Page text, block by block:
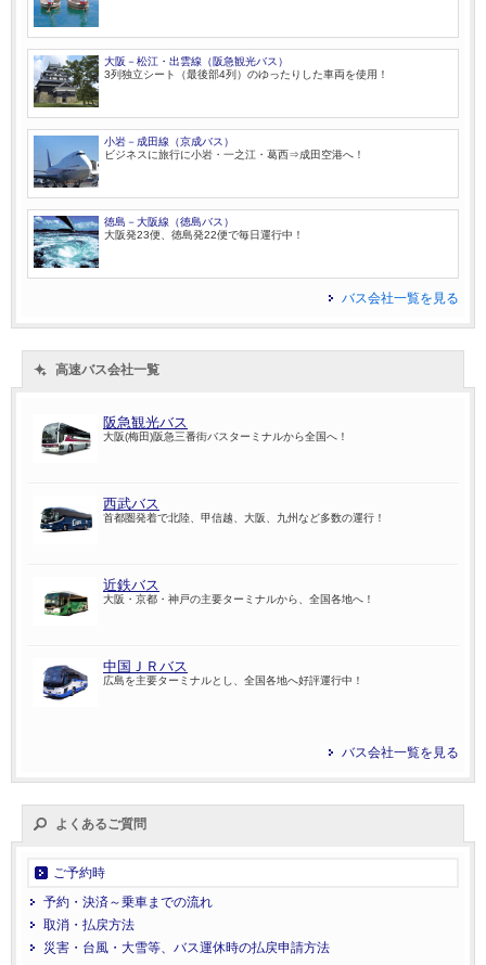
大阪－松江・出雲線（阪急観光バス）
3列独立シート（最後部4列）のゆったりした車両を使用！
小岩－成田線（京成バス）
ビジネスに旅行に小岩・一之江・葛西⇒成田空港へ！
徳島－大阪線（徳島バス）
大阪発23便、徳島発22便で毎日運行中！
バス会社一覧を見る
高速バス会社一覧
阪急観光バス
大阪(梅田)阪急三番街バスターミナルから全国へ！
西武バス
首都圏発着で北陸、甲信越、大阪、九州など多数の運行！
近鉄バス
大阪・京都・神戸の主要ターミナルから、全国各地へ！
中国ＪＲバス
広島を主要ターミナルとし、全国各地へ好評運行中！
バス会社一覧を見る
よくあるご質問
ご予約時
予約・決済～乗車までの流れ
取消・払戻方法
災害・台風・大雪等、バス運休時の払戻申請方法